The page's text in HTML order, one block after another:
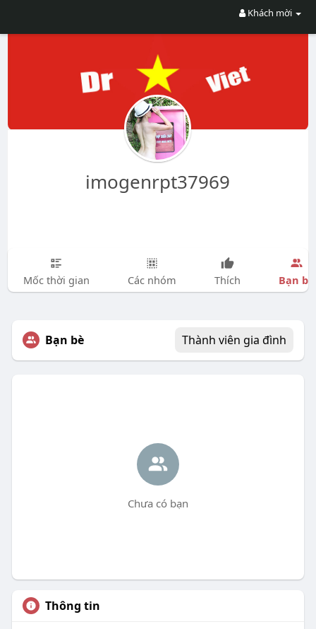
Khách mời
imogenrpt37969
Mốc thời gian Các nhóm Thích Bạn bè
Bạn bè Thành viên gia đình
Chưa có bạn
Thông tin